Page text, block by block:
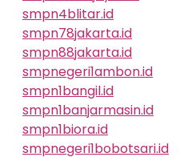
smpn4blitar.id
smpn78jakarta.id
smpn88jakarta.id
smpnegeri1ambon.id
smpn1bangil.id
smpn1banjarmasin.id
smpn1biora.id
smpnegeri1bobotsari.id